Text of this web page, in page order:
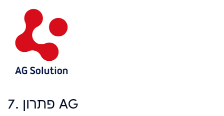
7. פתרון AG